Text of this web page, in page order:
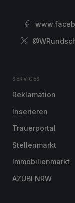
SERVICES
Reklamation
Inserieren
Trauerportal
Stellenmarkt
Immobilienmarkt
AZUBI NRW